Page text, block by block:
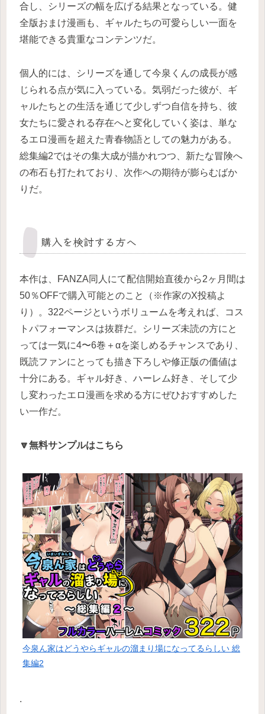
合し、シリーズの幅を広げる結果となっている。健
全版おまけ漫画も、ギャルたちの可愛らしい一面を
堪能できる貴重なコンテンツだ。
個人的には、シリーズを通して今泉くんの成長が感
じられる点が気に入っている。気弱だった彼が、ギ
ャルたちとの生活を通じて少しずつ自信を持ち、彼
女たちに愛される存在へと変化していく姿は、単な
るエロ漫画を超えた青春物語としての魅力がある。
総集編2ではその集大成が描かれつつ、新たな冒険へ
の布石も打たれており、次作への期待が膨らむばか
りだ。
購入を検討する方へ
本作は、FANZA同人にて配信開始直後から2ヶ月間は
50％OFFで購入可能とのこと（※作家のX投稿よ
り）。322ページというボリュームを考えれば、コス
トパフォーマンスは抜群だ。シリーズ未読の方にと
っては一気に4〜6巻＋αを楽しめるチャンスであり、
既読ファンにとっても描き下ろしや修正版の価値は
十分にある。ギャル好き、ハーレム好き、そして少
し変わったエロ漫画を求める方にぜひおすすめした
い一作だ。
🔽無料サンプルはこちら
今泉ん家はどうやらギャルの溜まり場になってるらしい 総
集編2
.